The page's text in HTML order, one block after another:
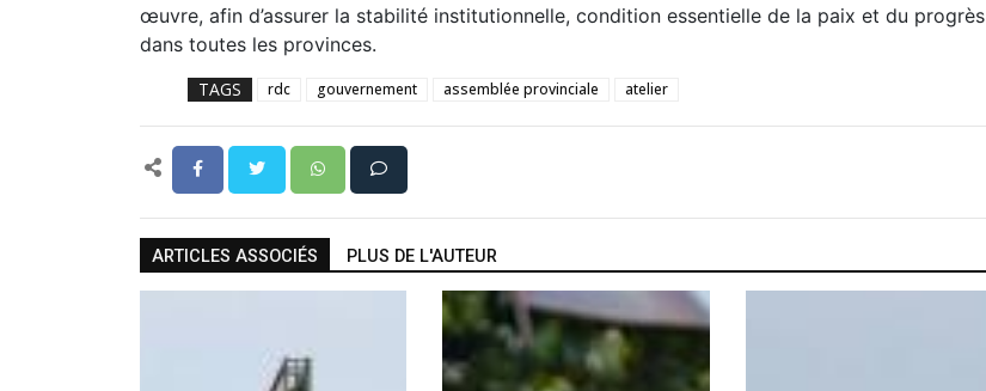
œuvre, afin d’assurer la stabilité institutionnelle, condition essentielle de la paix et du progrès
dans toutes les provinces.
TAGS rdc gouvernement assemblée provinciale atelier
ARTICLES ASSOCIÉS PLUS DE L'AUTEUR